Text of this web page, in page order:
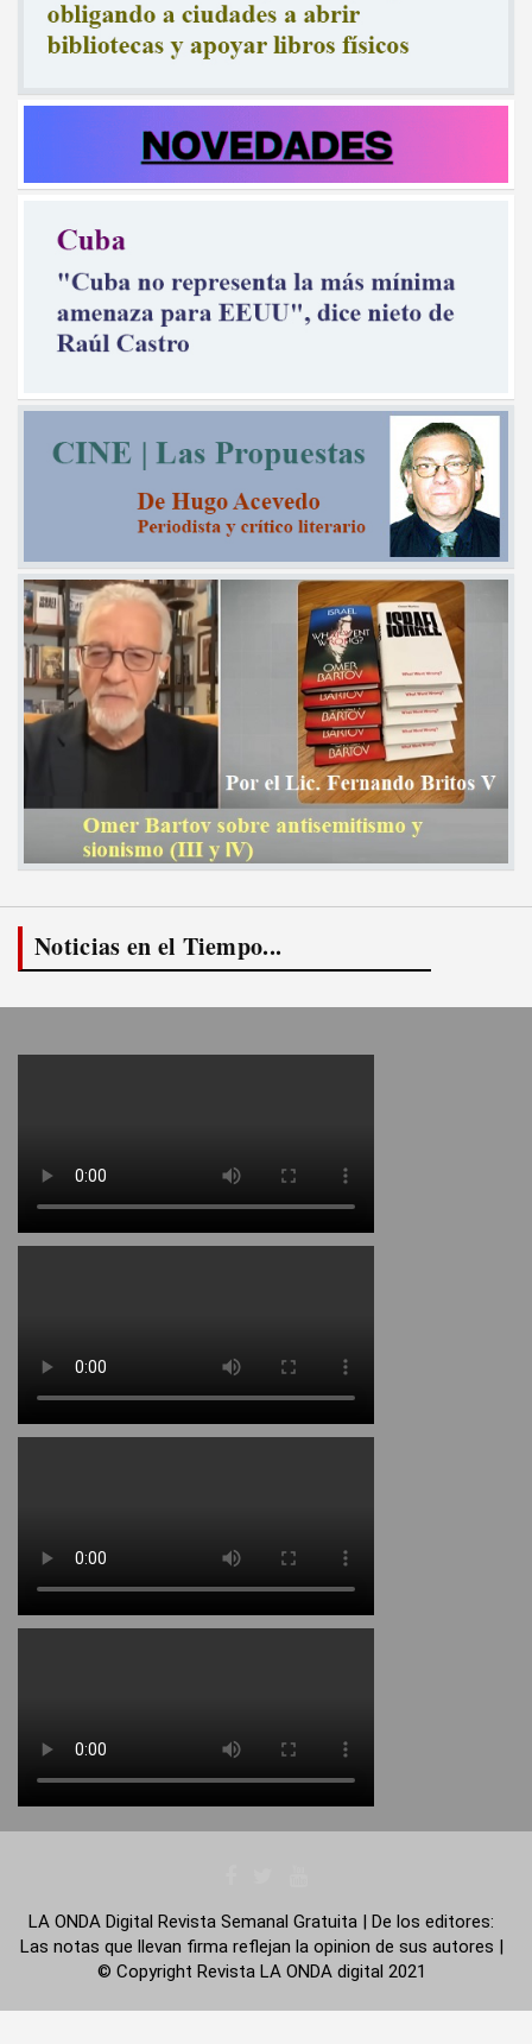
Noticias en el Tiempo...
LA ONDA Digital Revista Semanal Gratuita | De los editores:
Las notas que llevan firma reflejan la opinion de sus autores |
© Copyright Revista LA ONDA digital 2021